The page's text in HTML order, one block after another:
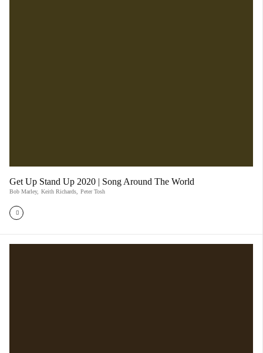
Get Up Stand Up 2020 | Song Around The World
Bob Marley, Keith Richards Peter Tosh